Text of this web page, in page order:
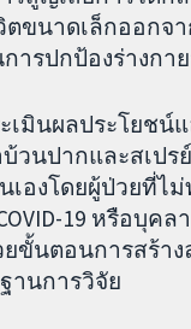
ตขนาดเล็กออกจ
ารปกป้องร่างกา
เมินผลประโยชน์
วนปากและสเปร
องโดยผู้ป่วยที่ไ
19 หรือบุค
ขั้นตอนการสร้าง
านการวิจัย